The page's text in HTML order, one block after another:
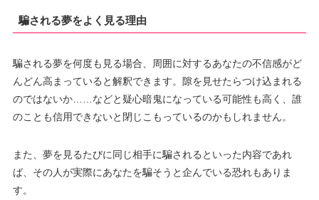
騙される夢をよく見る理由
騙される夢を何度も見る場合、周囲に対するあなたの不信感がど
んどん高まっていると解釈できます。隙を見せたらつけ込まれる
のではないか……などと疑心暗鬼になっている可能性も高く、誰
のことも信用できないと閉じこもっているのかもしれません。
また、夢を見るたびに同じ相手に騙されるといった内容であれ
ば、その人が実際にあなたを騙そうと企んでいる恐れもありま
す。